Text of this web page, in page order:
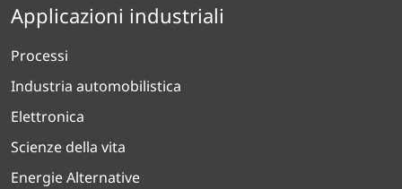
Applicazioni industriali
Processi
Industria automobilistica
Elettronica
Scienze della vita
Energie Alternative